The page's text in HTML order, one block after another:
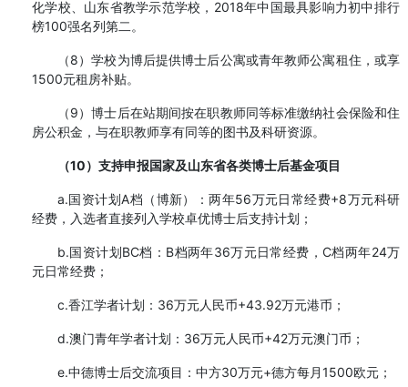
化学校、山东省教学示范学校，2018年中国最具影响力初中排行
榜100强名列第二。
（8）学校为博后提供博士后公寓或青年教师公寓租住，或享
1500元租房补贴。
（9）博士后在站期间按在职教师同等标准缴纳社会保险和住
房公积金，与在职教师享有同等的图书及科研资源。
（10）支持申报国家及山东省各类博士后基金项目
a.国资计划A档（博新）：两年56万元日常经费+8万元科研
经费，入选者直接列入学校卓优博士后支持计划；
b.国资计划BC档：B档两年36万元日常经费，C档两年24万
元日常经费；
c.香江学者计划：36万元人民币+43.92万元港币；
d.澳门青年学者计划：36万元人民币+42万元澳门币；
e.中德博士后交流项目：中方30万元+德方每月1500欧元；